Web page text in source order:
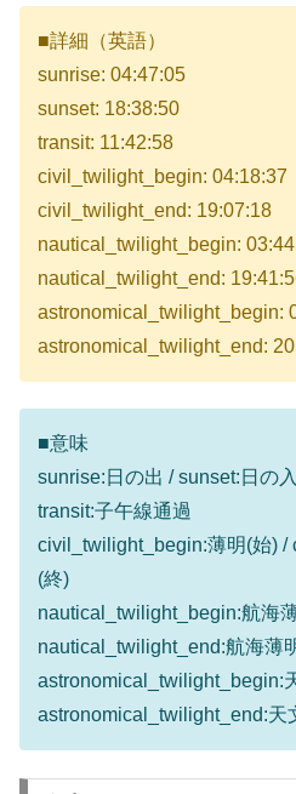
■詳細（英語）
sunrise: 04:47:05
sunset: 18:38:50
transit: 11:42:58
civil_twilight_begin: 04:18:37
civil_twilight_end: 19:07:18
nautical_twilight_begin:
nautical_twilight_end:
astronomical_twilight_begin:
astronomical_twilight_end:
■意味
sunrise:日の出 / sunset:日の
transit:子午線通過
civil_twilight_begin:薄明(始) /
(終)
nautical_twilight_begin:航海
nautical_twilight_end:航海薄
astronomical_twilight_begin:
astronomical_twilight_end:天